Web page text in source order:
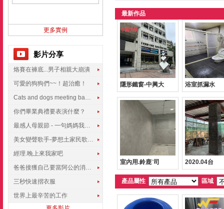
更多實例
影片分享
烙賽在褲底...男子相親大崩潰
可愛的狗狗們~~！超治癒！
Cats and dogs meeting babies for the first time
你們畢業典禮要表演什麼？
最感人母親節 - 一句媽媽我愛你
美女變聲歌手-夢想土家民歌傳遍世界
經理.晚上來我家吧
爸爸接獲自己要當阿公的消息，反應史上最可愛!!!
三秒快速摺衣服
世界上最辛苦的工作
最新作品
隱形鐵窗-中興大 浴室抓漏水
室內用.鈴鹿˙司 2020.04台
產品屬性 區域